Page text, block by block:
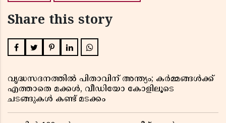
Share this story
വൃദ്ധസദനത്തിൽ പിതാവിന് അന്ത്യം; കർമ്മങ്ങൾക്ക്
എത്താതെ മക്കൾ, വീഡിയോ കോളിലൂടെ
ചടങ്ങുകൾ കണ്ട് മടക്കം